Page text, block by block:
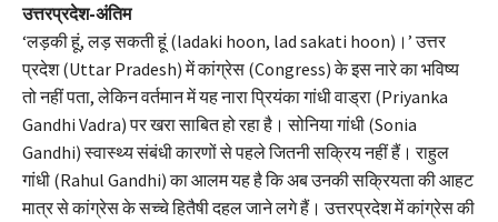
उत्तरप्रदेश-अंतिम
‘लड़की हूं, लड़ सकती हूं (ladaki hoon, lad sakati hoon)।’ उत्तर
प्रदेश (Uttar Pradesh) में कांग्रेस (Congress) के इस नारे का भविष्य
तो नहीं पता, लेकिन वर्तमान में यह नारा प्रियंका गांधी वाड्रा (Priyanka
Gandhi Vadra) पर खरा साबित हो रहा है। सोनिया गांधी (Sonia
Gandhi) स्वास्थ्य संबंधी कारणों से पहले जितनी सक्रिय नहीं हैं। राहुल
गांधी (Rahul Gandhi) का आलम यह है कि अब उनकी सक्रियता की आहट
मात्र से कांग्रेस के सच्चे हितैषी दहल जाने लगे हैं। उत्तरप्रदेश में कांग्रेस की